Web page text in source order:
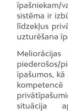
sistēma ir
līdzekļus
uzturēšana
īpašumos,
situācija